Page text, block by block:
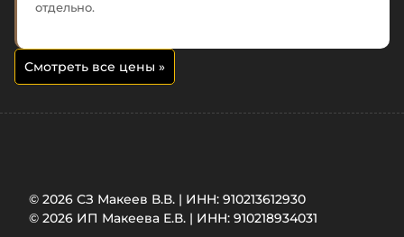
отдельно.
Смотреть все цены »
© 2026 СЗ Макеев В.В. | ИНН: 910213612930
© 2026 ИП Макеева Е.В. | ИНН: 910218934031